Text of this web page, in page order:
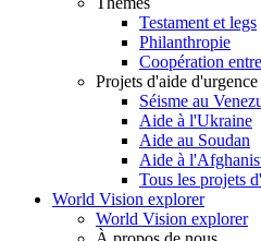
Testament et legs
Philanthropie
Coopération
Projets d'aide d'urgence
Séisme au
Aide à l'Ukraine
Aide au Soudan
Aide à
Tous les projets
World Vision explorer
World Vision explorer